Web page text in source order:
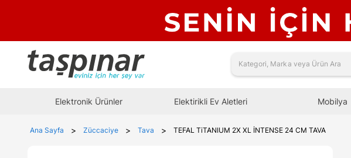
Elektronik Ürünler Elektirikli Ev Aletleri Mobilya
Ana Sayfa > Züccaciye > Tava > TEFAL TiTANIUM 2X XL İNTENSE 24 CM TAVA